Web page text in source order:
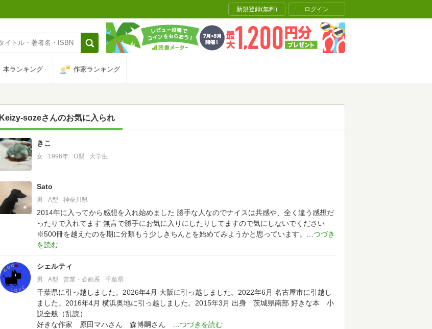
新規登録(無料) ログイン
本ランキング 作家ランキング
Keizy-sozeさんのお気に入られ
112 きこ
女 1996年 O型 大学生
Sato
男 A型 神奈川県
2014年に入ってから感想を入れ始めました 勝手な人なのでナイスは共感や、全く違う感想だ
ったりで入れてます 無言で勝手にお気に入りにしたりしてますので気にしないでください
※500冊を越えたのを期に分類もう少しきちんとを始めてみようかと思っています。
シェルティ
男 A型 営業・企画系 千葉県
千葉県に引っ越しました。2026年4月 大阪に引っ越しました。2022年6月 名古屋市に引越し
ました。2016年4月 横浜奥地に引っ越しました。2015年3月 出身 茨城県南部 好きな本 小
説全般（乱読）
好きな作家 原田マハさん 森博嗣さん